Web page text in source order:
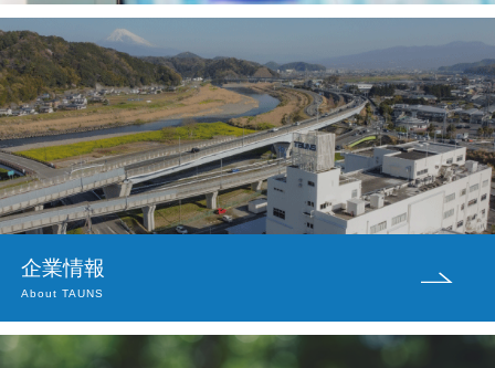
企業情報
About TAUNS